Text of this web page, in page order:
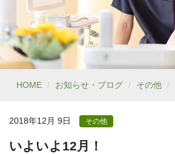
HOME お知らせ・ブログ その他
2018年12月 9日 その他
いよいよ12月！